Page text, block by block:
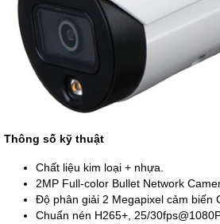
Thông số kỹ thuật
Chất liệu kim loại + nhựa.
2MP Full-color Bullet Network
Độ phân giải 2 Megapixel cảm biến
Chuẩn nén H265+, 25/